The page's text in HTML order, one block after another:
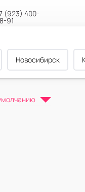
Новосибирск
(923) 400-
91
Корзина